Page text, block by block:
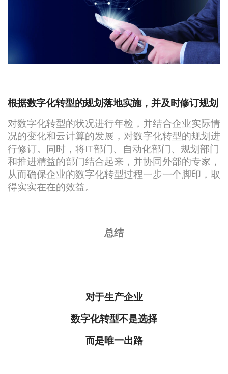
根据数字化转型的规划落地实施，并及时修订规划
对数字化转型的状况进行年检，并结合企业实际情
况的变化和云计算的发展，对数字化转型的规划进
行修订。同时，将IT部门、自动化部门、规划部门
和推进精益的部门结合起来，并协同外部的专家，
从而确保企业的数字化转型过程一步一个脚印，取
得实实在在的效益。
总结
对于生产企业
数字化转型不是选择
而是唯一出路